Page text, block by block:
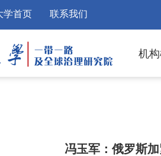
学首页 联系我们
机
冯玉军：俄罗斯